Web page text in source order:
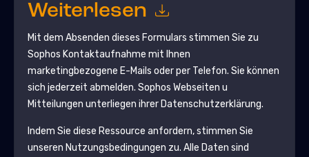
Weiterlesen
Mit dem Absenden dieses Formulars stimmen Sie zu
Sophos Kontaktaufnahme mit Ihnen
marketingbezogene E-Mails oder per Telefon. Sie können
sich jederzeit abmelden. Sophos Webseiten u
Mitteilungen unterliegen ihrer Datenschutzerklärung.
Indem Sie diese Ressource anfordern, stimmen Sie
unseren Nutzungsbedingungen zu. Alle Daten sind